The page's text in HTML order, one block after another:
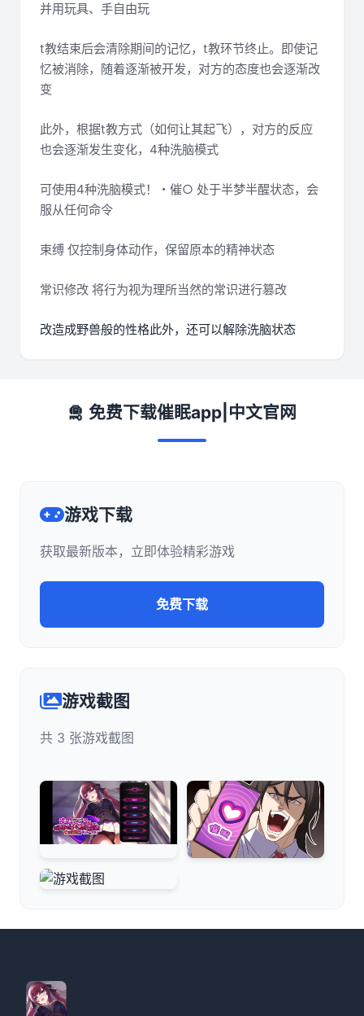
并用玩具、手自由玩
t教结束后会清除期间的记忆，t教环节终止。即使记
忆被消除，随着逐渐被开发，对方的态度也会逐渐改
变
此外，根据t教方式（如何让其起飞），对方的反应
也会逐渐发生变化，4种洗脑模式
可使用4种洗脑模式！・催○ 处于半梦半醒状态，会
服从任何命令
束缚 仅控制身体动作，保留原本的精神状态
常识修改 将行为视为理所当然的常识进行篡改
改造成野兽般的性格此外，还可以解除洗脑状态
🛅 免费下载催眠app|中文官网
游戏下载
获取最新版本，立即体验精彩游戏
免费下载
游戏截图
共 3 张游戏截图